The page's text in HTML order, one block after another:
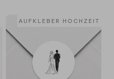
AUFKLEBER HOCHZEIT